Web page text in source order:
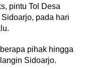
pintu Tol Desa
pada hari
pihak hingga
Sidoarjo.